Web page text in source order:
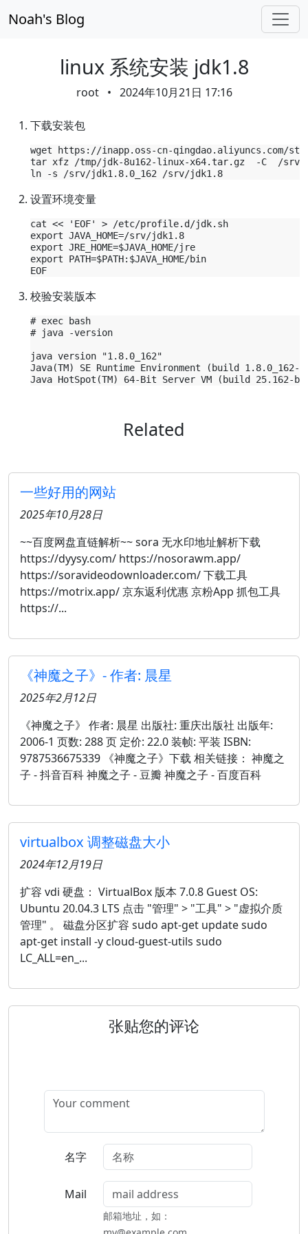
Noah's Blog
linux 系统安装 jdk1.8
root • 2024年10月21日 17:16
下载安装包
wget https://inapp.oss-cn-qingdao.aliyuncs.com/
tar xfz /tmp/jdk-8u162-linux-x64.tar.gz  -C  /srv
设置环境变量
cat << 'EOF' > /etc/profile.d/jdk.sh
export JAVA_HOME=/srv/jdk1.8
export JRE_HOME=$JAVA_HOME/jre
export PATH=$PATH:$JAVA_HOME/bin
校验安装版本
# exec bash
# java -version
java version "1.8.0_162"
Java(TM) SE Runtime Environment (build 1.8.0_162-
Related
一些好用的网站
2025年10月28日
~~百度网盘直链解析~~ sora 无水印地址解析下载
https://dyysy.com/ https://nosorawm.app/
https://soravideodownloader.com/ 下载工具
https://motrix.app/ 京东返利优惠 京粉App 抓包工具
https://...
《神魔之子》- 作者: 晨星
2025年2月12日
《神魔之子》 作者: 晨星 出版社: 重庆出版社 出版年:
2006-1 页数: 288 页 定价: 22.0 装帧: 平装 ISBN:
9787536675339 《神魔之子》下载 相关链接： 神魔之
子 - 抖音百科 神魔之子 - 豆瓣 神魔之子 - 百度百科
virtualbox 调整磁盘大小
2024年12月19日
扩容 vdi 硬盘： VirtualBox 版本 7.0.8 Guest OS:
Ubuntu 20.04.3 LTS 点击 "管理" > "工具" > "虚拟介质
管理" 。 磁盘分区扩容 sudo apt-get update sudo
apt-get install -y cloud-guest-utils sudo
LC_ALL=en_...
张贴您的评论
名字
Mail
邮箱地址，如：